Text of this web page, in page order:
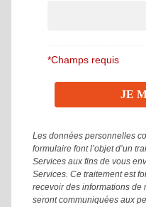
*Champs requis
Les données personnelles
formulaire font l’objet d’un
Services aux fins de vous
Services. Ce traitement est
recevoir des informations de
seront communiquées aux